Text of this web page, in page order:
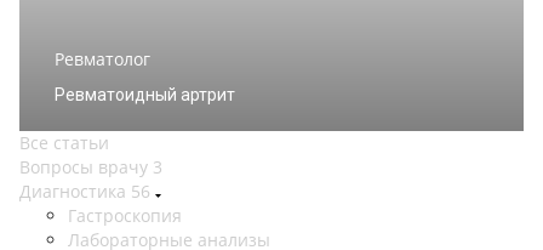
Ревматолог
Ревматоидный артрит
Все статьи
Вопросы врачу 3
Диагностика 56
Гастроскопия
Лабораторные анализы